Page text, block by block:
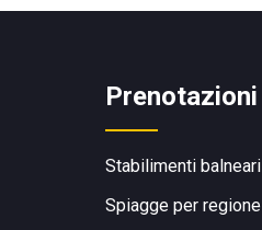
Prenotazioni
Stabilimenti balneari
Spiagge per regione